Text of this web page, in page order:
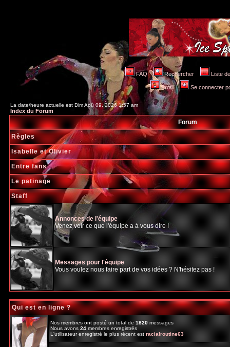
FAQ Rechercher Liste
Profil Se connecter
La date/heure actuelle est Dim Aoû 09, 2026 1:57 am
Index du Forum
Forum
Règles
Isabelle et Olivier
Entre fans
Le patinage
Staff
Annonces de l'équipe
Venez voir ce que l'équipe a à vous dire !
Messages pour l'équipe
Vous voulez nous faire part de vos idées ? N'hésitez pas !
Qui est en ligne ?
Nos membres ont posté un total de1820messages
Nous avons24membres enregistrés
L'utilisateur enregistré le plus récent estracialroutine63